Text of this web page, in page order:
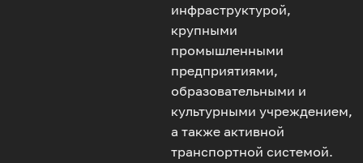
инфраструктурой,
крупными
промышленными
предприятиями,
образовательными и
культурными учреждением,
а также активной
транспортной системой.